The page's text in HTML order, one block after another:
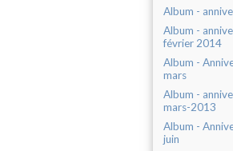
Album -
Album -
février 2014
Album -
mars
Album -
mars-2013
Album -
juin